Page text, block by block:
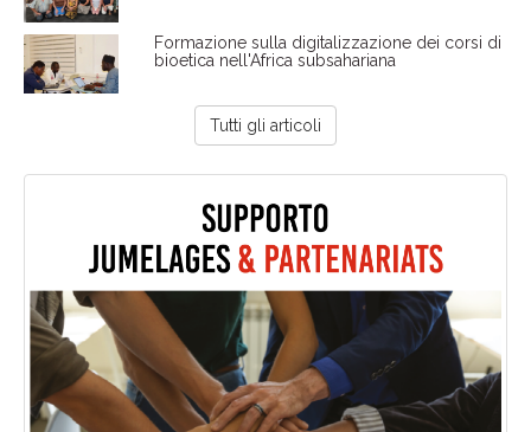
Formazione sulla digitalizzazione dei corsi di
bioetica nell'Africa subsahariana
Tutti gli articoli